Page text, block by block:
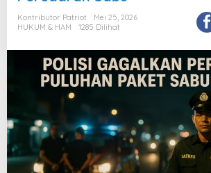
Kontributor Patriot
Mei 25, 2026
HUKUM & HAM
1285 Dilihat